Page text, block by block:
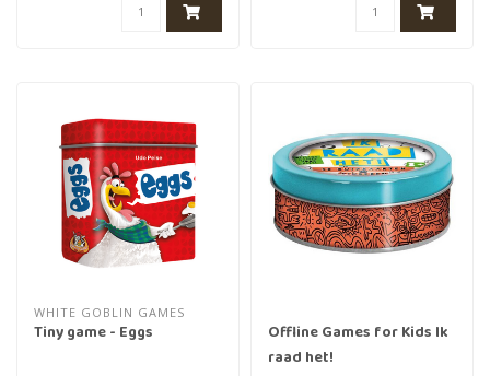
WHITE GOBLIN GAMES
Tiny game - Eggs
Offline Games for Kids Ik
raad het!